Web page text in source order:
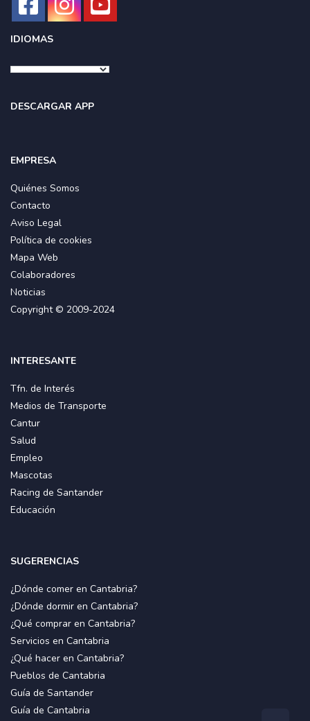
IDIOMAS
DESCARGAR APP
EMPRESA
Quiénes Somos
Contacto
Aviso Legal
Política de cookies
Mapa Web
Colaboradores
Noticias
Copyright © 2009-2024
INTERESANTE
Tfn. de Interés
Medios de Transporte
Cantur
Salud
Empleo
Mascotas
Racing de Santander
Educación
SUGERENCIAS
¿Dónde comer en Cantabria?
¿Dónde dormir en Cantabria?
¿Qué comprar en Cantabria?
Servicios en Cantabria
¿Qué hacer en Cantabria?
Pueblos de Cantabria
Guía de Santander
Guía de Cantabria